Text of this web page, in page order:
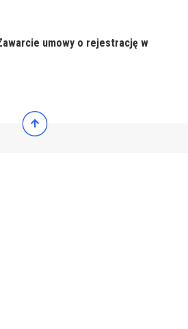
umowy o rejestrację w